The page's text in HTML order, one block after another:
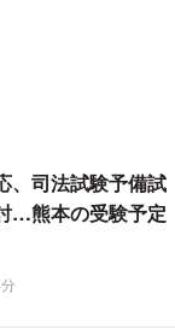
、司法試験予備試
…熊本の受験予定